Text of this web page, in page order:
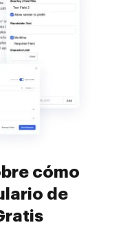
cómo
de